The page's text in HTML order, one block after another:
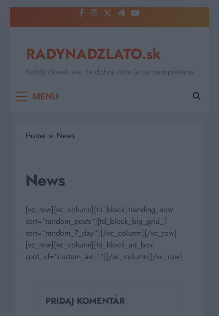
to
RADYNADZLATO.sk
Každý človek vie, že dobrá rada je na nezaplatenie
MENU
Home News
News
[vc_row][vc_column][td_block_trending_now
sort=“random_posts“][td_block_big_grid_1
sort=“random_7_day“][/vc_column][/vc_row]
[vc_row][vc_column][td_block_ad_box
spot_id=“custom_ad_1″][/vc_column][/vc_row]
PRIDAJ KOMENTÁR